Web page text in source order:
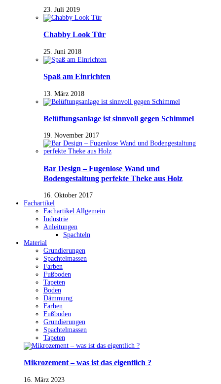
23. Juli 2019
Chabby Look Tür
25. Juni 2018
Spaß am Einrichten
13. März 2018
Belüftungsanlage ist sinnvoll gegen Schimmel
19. November 2017
Bar Design – Fugenlose Wand und
Bodengestaltung perfekte Theke aus Holz
16. Oktober 2017
Fachartikel
Fachartikel Allgemein
Industrie
Anleitungen
Spachteln
Material
Grundierungen
Spachtelmassen
Farben
Fußboden
Tapeten
Boden
Dämmung
Farben
Fußboden
Grundierungen
Spachtelmassen
Tapeten
Mikrozement – was ist das eigentlich ?
16. März 2023